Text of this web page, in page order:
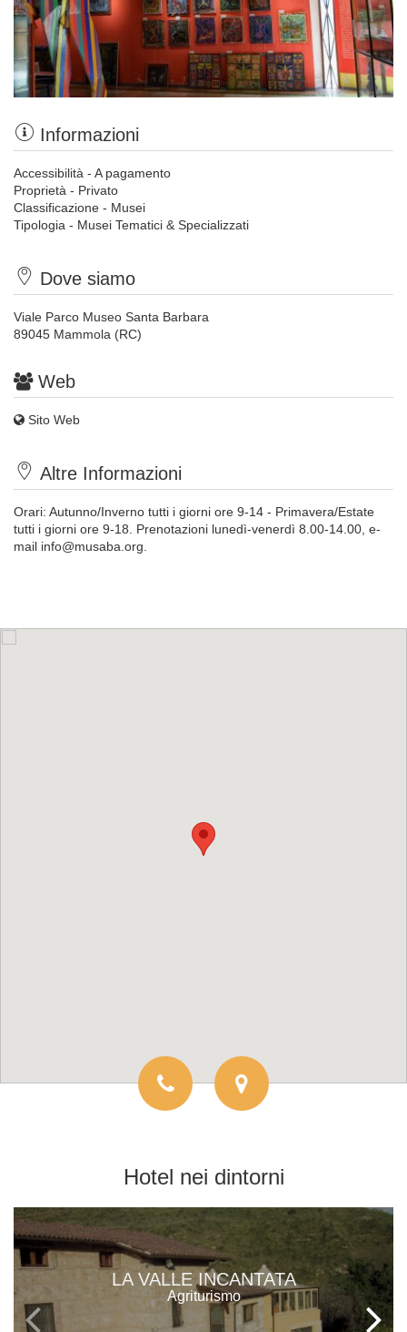
Informazioni
Accessibilità - A pagamento
Proprietà - Privato
Classificazione - Musei
Tipologia - Musei Tematici & Specializzati
Dove siamo
Viale Parco Museo Santa Barbara
89045 Mammola (RC)
Web
Sito Web
Altre Informazioni
Orari: Autunno/Inverno tutti i giorni ore 9-14 - Primavera/Estate
tutti i giorni ore 9-18. Prenotazioni lunedì-venerdì 8.00-14.00, e-
mail info@musaba.org
Hotel nei dintorni
LA VALLE INCANTATA
Agriturismo